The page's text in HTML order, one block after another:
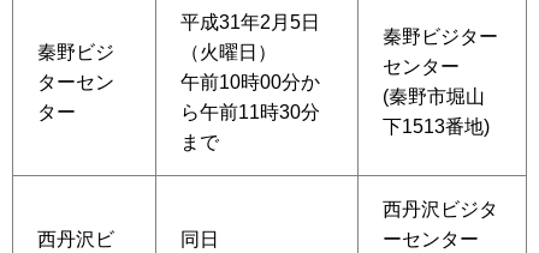
秦野ビジ
ターセン
ター
平成31年2月5日
（火曜日）
午前10時00分か
ら午前11時30分
まで
秦野ビジター
センター
(秦野市堀山
下1513番地)
西丹沢ビ
同日
西丹沢ビジタ
ーセンター